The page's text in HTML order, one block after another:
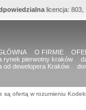
licencja: 803,
O FIRMIE
rynek pierwotny kraków
od dewelopera Kraków
są ofertą w rozumieniu